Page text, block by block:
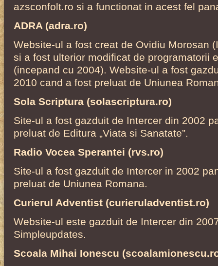
azsconfolt.ro si a functionat in acest fel
ADRA (adra.ro)
Website-ul a fost creat de Ovidiu Morosan
si a fost ulterior modificat de programatorii
(incepand cu 2004). Website-ul a fost
2010 cand a fost preluat de Uniunea
Sola Scriptura (solascriptura.ro)
Site-ul a fost gazduit de Intercer din 2002
preluat de Editura „Viata si Sanatate”.
Radio Vocea Sperantei (rvs.ro)
Site-ul a fost gazduit de Intercer in 2002
preluat de Uniunea Romana.
Curierul Adventist (curieruladventist.ro)
Website-ul este gazduit de Intercer din
Simpleupdates.
Scoala Mihai Ionescu